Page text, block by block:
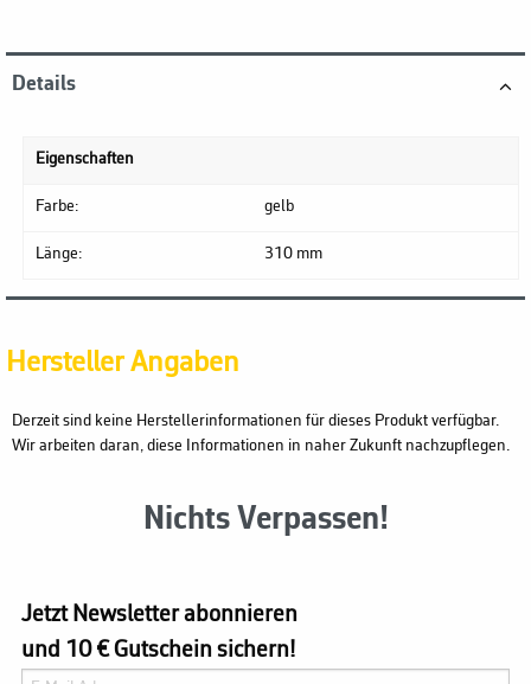
Details
Eigenschaften
Farbe: gelb
Länge: 310 mm
Hersteller Angaben
Derzeit sind keine Herstellerinformationen für dieses Produkt verfügbar.
Wir arbeiten daran, diese Informationen in naher Zukunft nachzupflegen.
Nichts Verpassen!
Jetzt Newsletter abonnieren
und 10 € Gutschein sichern!